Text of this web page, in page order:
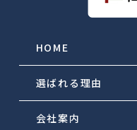
HOME
選ばれる理由
会社案内